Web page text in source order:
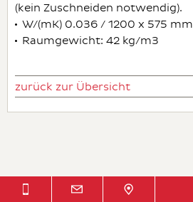
(kein Zuschneiden notwendig).
W/(mK) 0.036 / 1200 x 575 mm
Raumgewicht: 42 kg/m3
zurück zur Übersicht